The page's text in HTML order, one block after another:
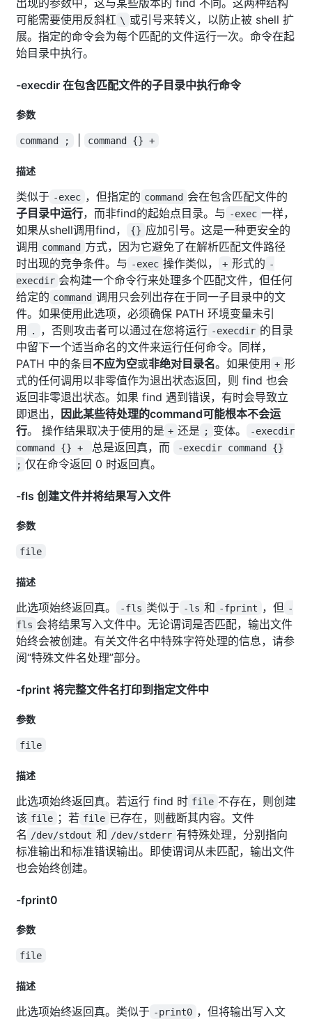
可能需要使用反斜杠 \ 或引号来转义，以防止被 shell 扩
展。指定的命令会为每个匹配的文件运行一次。命令在起
始目录中执行。
-execdir 在包含匹配文件的子目录中执行命令
参数
command ; command {} +
描述
类似于 -exec ，但指定的 command 会在包含匹配文件的
子目录中运行，而非find的起始点目录。与 -exec 一样，
如果从shell调用find，
{} 应加引号。这是一种更安全的
调用 command 方式，因为它避免了在解析匹配文件路径
时出现的竞争条件。与 -exec 操作类似， + 形式的 -
execdir 会构建一个命令行来处理多个匹配文件，但任何
给定的 command 调用只会列出存在于同一子目录中的文
件。如果使用此选项，必须确保 PATH 环境变量未引
用 . ，否则攻击者可以通过在您将运行 -execdir 的目录
中留下一个适当命名的文件来运行任何命令。同样，
PATH 中的条目不应为空或非绝对目录名。如果使用 + 形
式的任何调用以非零值作为退出状态返回，则 find 也会
返回非零退出状态。如果 find 遇到错误，有时会导致立
即退出， 因此某些待处理的command可能根本不会运
行。 操作结果取决于使用的是 + 还是 ; 变体。
-execdir
command {} +
总是返回真，而
-execdir command {}
; 仅在命令返回 0 时返回真。
-fls 创建文件并将结果写入文件
参数
file
描述
此选项始终返回真。 -fls 类似于 -ls 和 -fprint ，但 -
fls 会将结果写入文件中。无论谓词是否匹配，输出文件
始终会被创建。有关文件名中特殊字符处理的信息，请参
阅“特殊文件名处理”部分。
-fprint 将完整文件名打印到指定文件中
参数
file
描述
此选项始终返回真。若运行 find 时 file 不存在，则创建
该 file ；若 file 已存在，则截断其内容。文件
名 /dev/stdout 和 /dev/stderr 有特殊处理，分别指向
标准输出和标准错误输出。即使谓词从未匹配，输出文件
也会始终创建。
-fprint0
参数
file
描述
此选项始终返回真。类似于 -print0 ，但将输出写入文